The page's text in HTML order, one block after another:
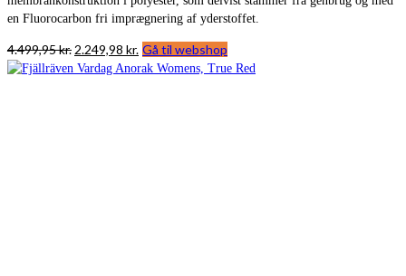
en Fluorocarbon fri imprægnering af yderstoffet.
4.499,95kr. Den
oprindelige
2.249,98 kr. Den
aktuelle
Gå til webshop